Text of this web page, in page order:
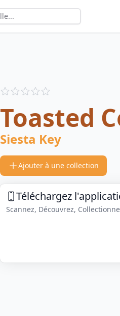
Reviews
Toasted
Siesta Key
Ajouter à une collection
Téléchargez
Scannez, Découvrez,